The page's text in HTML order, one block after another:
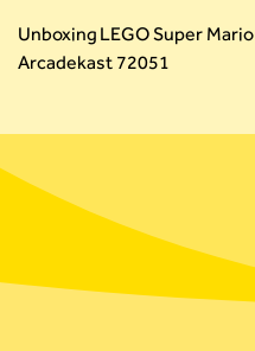
Unboxing LEGO Super
Arcadekast 72051